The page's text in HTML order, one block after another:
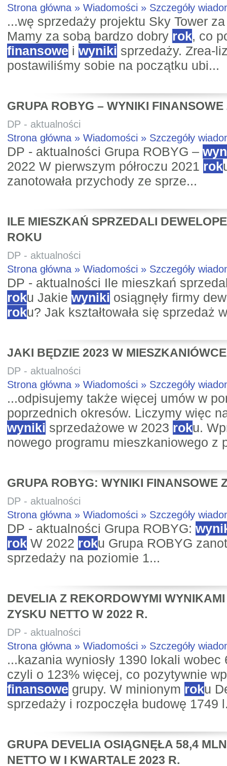
Strona główna » Wiadomości » Szczegóły
...wę sprzedaży projektu Sky Tower
Mamy za sobą bardzo dobry rok, co
finansowe i wyniki sprzedaży. Zrea-
postawiliśmy sobie na początku ubi...
GRUPA ROBYG – WYNIKI
DP - aktualności
Strona główna » Wiadomości » Szczegóły
DP - aktualności Grupa ROBYG –
2022 W pierwszym półroczu 2021 rok
zanotowała przychody ze sprze...
ILE MIESZKAŃ SPRZEDALI
ROKU
DP - aktualności
Strona główna » Wiadomości » Szczegóły
DP - aktualności Ile mieszkań
roku Jakie wyniki osiągnęły firmy
roku? Jak kształtowała się sprzedaż
JAKI BĘDZIE 2023 W MIESZKANIÓWCE
DP - aktualności
Strona główna » Wiadomości » Szczegóły
...odpisujemy także więcej umów w
poprzednich okresów. Liczymy więc
wyniki sprzedażowe w 2023 roku.
nowego programu mieszkaniowego z
GRUPA ROBYG: WYNIKI FINANSOWE
DP - aktualności
Strona główna » Wiadomości » Szczegóły
DP - aktualności Grupa ROBYG:
rok W 2022 roku Grupa ROBYG
sprzedaży na poziomie 1...
DEVELIA Z REKORDOWYMI
ZYSKU NETTO W 2022 R.
DP - aktualności
Strona główna » Wiadomości » Szczegóły
...kazania wyniosły 1390 lokali
czyli o 123% więcej, co pozytywnie
finansowe grupy. W minionym roku
sprzedaży i rozpoczęła budowę 1749
GRUPA DEVELIA OSIĄGNĘŁA 58,4
NETTO W I KWARTALE 2023 R.